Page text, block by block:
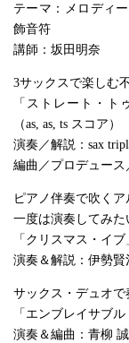
テーマ：メロディ
飾音符
講師：坂田明奈
3サックスで楽しむ
「ストレート・ト
（as, as, ts スコア）
演奏／解説：sax
編曲／プロデュー
ピアノ伴奏で吹く
一度は演奏してみ
「クリスマス・イ
演奏＆解説：伊勢賢
サックス・デュオ
「エンブレイサブ
演奏＆編曲：青柳 誠